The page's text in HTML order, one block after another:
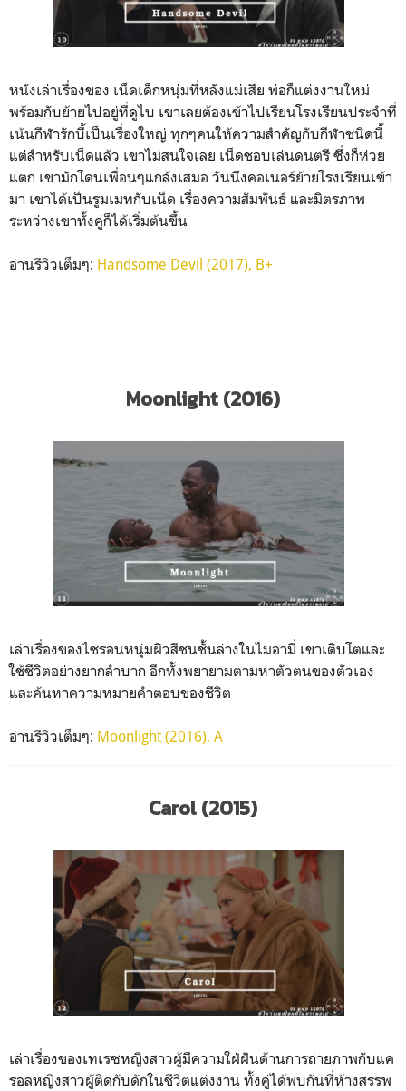
หนังเล่าเรื่องของ เน็ดเด็กหนุ่มที่หลังแม่เสีย พ่อก็แต่งงานใหม่
พร้อมกับย้ายไปอยู่ที่ดูไบ เขาเลยต้องเข้าไปเรียนโรงเรียนประจำที่
เน้นกีฬารักบี้เป็นเรื่องใหญ่ ทุกๆคนให้ความสำคัญกับกีฬาชนิดนี้
แต่สำหรับเน็ดแล้ว เขาไม่สนใจเลย เน็ดชอบเล่นดนตรี ซึ่งก็ห่วย
แตก เขามักโดนเพื่อนๆแกล้งเสมอ วันนึงคอเนอร์ย้ายโรงเรียนเข้า
มา เขาได้เป็นรูมเมทกับเน็ด เรื่องความสัมพันธ์ และมิตรภาพ
ระหว่างเขาทั้งคู่ก็ได้เริ่มต้นขึ้น
อ่านรีวิวเต็มๆ: Handsome Devil (2017), B+
Moonlight (2016)
เล่าเรื่องของไชรอนหนุ่มผิวสีชนชั้นล่างในไมอามี่ เขาเติบโตและ
ใช้ชีวิตอย่างยากลำบาก อีกทั้งพยายามตามหาตัวตนของตัวเอง
และค้นหาความหมายคำตอบของชีวิต
อ่านรีวิวเต็มๆ: Moonlight (2016), A
Carol (2015)
เล่าเรื่องของเทเรซหญิงสาวผู้มีความใฝ่ฝันด้านการถ่ายภาพกับแค
รอลหญิงสาวผู้ติดกับดักในชีวิตแต่งงาน ทั้งคู่ได้พบกันที่ห้างสรรพ